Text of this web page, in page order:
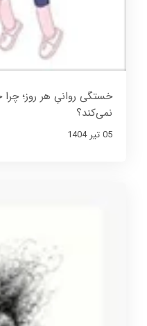
خستگی روانیِ هر روز؛
نمی‌کند؟
05 تير 1404